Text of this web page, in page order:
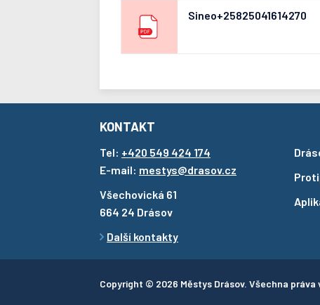
Sineo+25825041614270
KONTAKT
Tel: +420 549 424 174
E-mail: mestys@drasov.cz
Všechovická 61
664 24 Drásov
Další kontakty
Copyright © 2026 Městys Drásov. Všechna práva